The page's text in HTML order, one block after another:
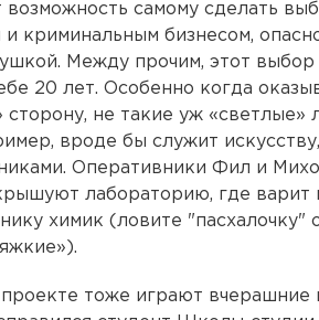
возможность самому сделать
и криминальным бизнесом,
Между прочим, этот выбор
20 лет. Особенно когда
сторону, не такие уж
вроде бы служит
Оперативники Фил и
лабораторию, где варит
химик (ловите "пасхалочку"
проекте тоже играют